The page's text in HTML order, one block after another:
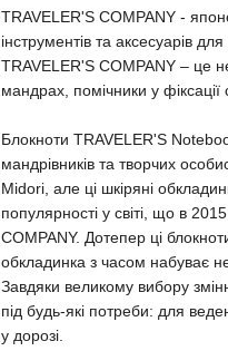
TRAVELER'S COMPANY -
інструментів та аксесуарів
TRAVELER'S COMPANY – це
мандрах, помічники у
Блокноти TRAVELER'S
мандрівників та творчих
Midori, але ці шкіряні
популярності у світі, що в
COMPANY. Дотепер ці
обкладинка з часом набуває
Завдяки великому вибору
під будь-які потреби: для
у дорозі.